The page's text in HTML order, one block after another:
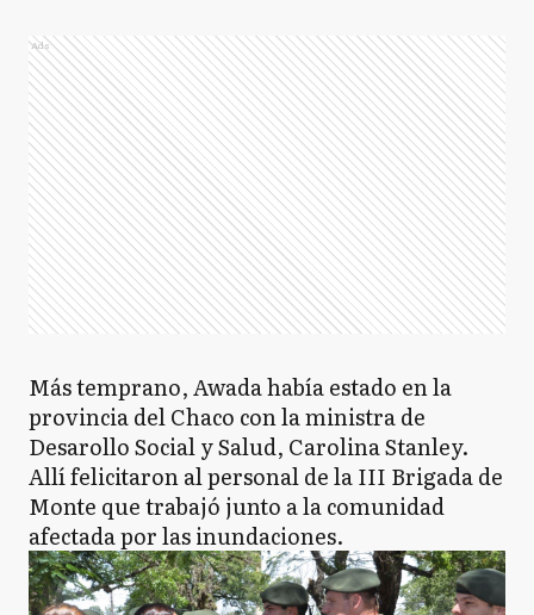
Ads
Más temprano, Awada había estado en la
provincia del Chaco con la ministra de
Desarollo Social y Salud, Carolina Stanley.
Allí felicitaron al personal de la III Brigada de
Monte que trabajó junto a la comunidad
afectada por las inundaciones.